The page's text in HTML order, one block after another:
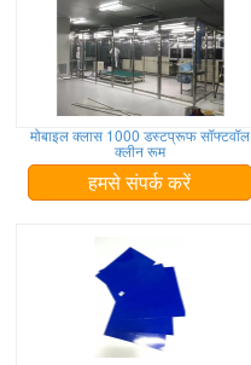
मोबाइल क्लास 1000 डस्टप्रूफ सॉफ्टवॉल
क्लीन रूम
हमसे संपर्क करें